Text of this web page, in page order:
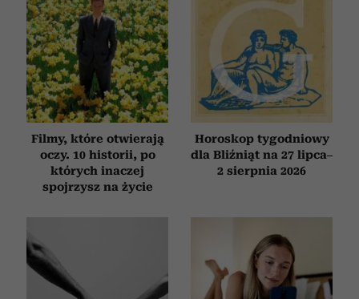
Filmy, które otwierają
oczy. 10 historii, po
których inaczej
spojrzysz na życie
Horoskop tygodniowy
dla Bliźniąt na 27 lipca–
2 sierpnia 2026